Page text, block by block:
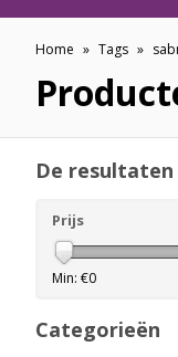
Home » Tags »
De
Prijs
Min: €0
Categorieën